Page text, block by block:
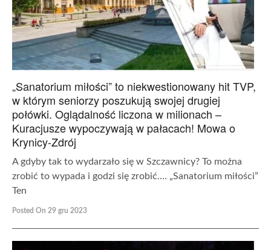
„Sanatorium miłości” to niekwestionowany hit TVP,
w którym seniorzy poszukują swojej drugiej
połówki. Oglądalność liczona w milionach –
Kuracjusze wypoczywają w pałacach! Mowa o
Krynicy-Zdrój
A gdyby tak to wydarzało się w Szczawnicy? To można
zrobić to wypada i godzi się zrobić…. „Sanatorium miłości”
Ten
Posted On 29 gru 2023